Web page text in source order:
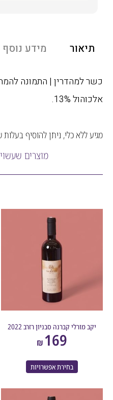
מידע נוסף
13%.
כלי, ניתן להוסיף בעלות של 60 ש״ח.
מוצרים שעשויים
קברנה סבניון רזרב 2022
₪
בחירת אפשרויות